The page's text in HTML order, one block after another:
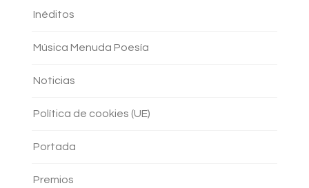
Inéditos
Música Menuda Poesía
Noticias
Política de cookies (UE)
Portada
Premios